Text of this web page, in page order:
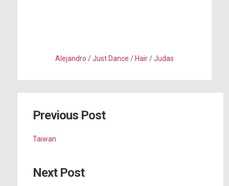
Alejandro /Just Dance /Hair/Judas
Previous Post
Taiwan
Next Post